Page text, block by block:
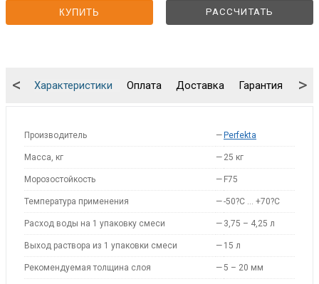
КУПИТЬ РАССЧИТАТЬ
Характеристики Оплата Доставка Гарантия
< >
Производитель — Perfekta
Масса, кг — 25 кг
Морозостойкость — F75
Температура применения —-50?С … +70?С
Расход воды на 1 упаковку смеси — 3,75 – 4,25 л
Выход раствора из 1 упаковки смеси — 15 л
Рекомендуемая толщина слоя —5 – 20 мм